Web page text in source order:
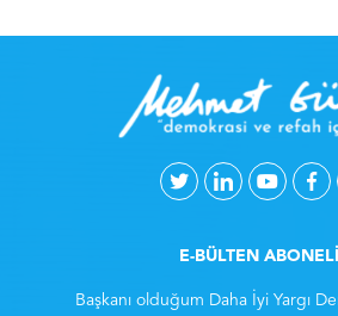
E-BÜLTEN
Başkanı olduğum Daha İyi Yargı